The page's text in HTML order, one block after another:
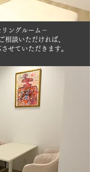
リングルーム－
相談いただければ、
せていただきます。